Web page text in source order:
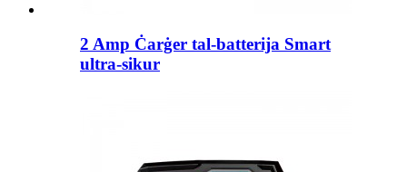
2 Amp Ċarġer tal-batterija Smart
ultra-sikur